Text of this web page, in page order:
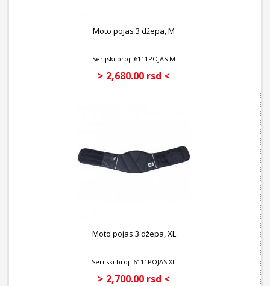
Moto pojas 3 džepa, M
Serijski broj: 6111POJAS M
> 2,680.00 rsd <
Moto pojas 3 džepa, XL
Serijski broj: 6111POJAS XL
> 2,700.00 rsd <